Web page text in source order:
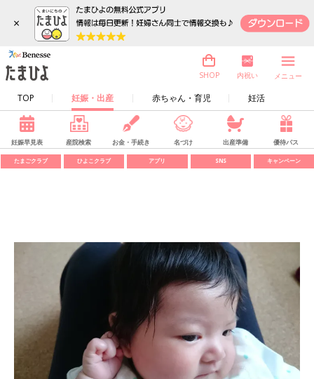
×
TOP 妊娠・出産 赤ちゃん・育児 妊活
SHOP 内祝い メニュー
妊娠早見表 産院検索 お金・手続き 名づけ 出産準備 優待パス
たまごクラブ ひよこクラブ アプリ SNS キャンペーン